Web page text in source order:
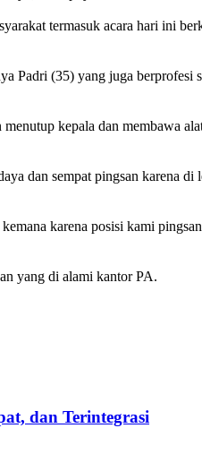
termasuk acara hari ini
Padri (35) yang juga berprofesi
kepala dan membawa
dan sempat pingsan karena di
karena posisi kami
yang di alami kantor PA.
dan Terintegrasi